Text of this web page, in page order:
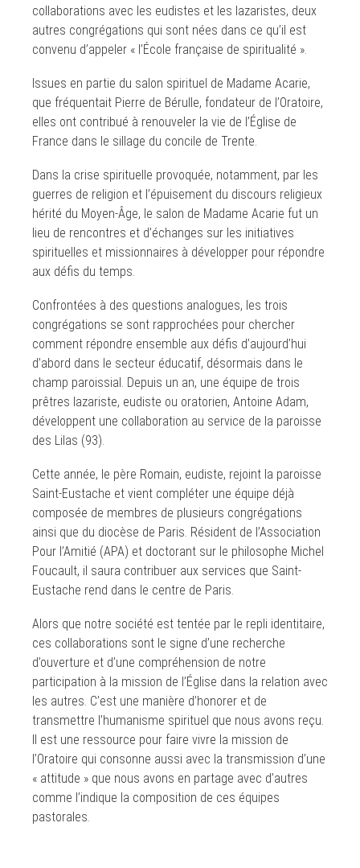
collaborations avec les eudistes et les lazaristes, deux
autres congrégations qui sont nées dans ce qu’il est
convenu d’appeler « l’École française de spiritualité ».
Issues en partie du salon spirituel de Madame Acarie,
que fréquentait Pierre de Bérulle, fondateur de l’Oratoire,
elles ont contribué à renouveler la vie de l’Église de
France dans le sillage du concile de Trente.
Dans la crise spirituelle provoquée, notamment, par les
guerres de religion et l’épuisement du discours religieux
hérité du Moyen-Âge, le salon de Madame Acarie fut un
lieu de rencontres et d’échanges sur les initiatives
spirituelles et missionnaires à développer pour répondre
aux défis du temps.
Confrontées à des questions analogues, les trois
congrégations se sont rapprochées pour chercher
comment répondre ensemble aux défis d’aujourd’hui
d’abord dans le secteur éducatif, désormais dans le
champ paroissial. Depuis un an, une équipe de trois
prêtres lazariste, eudiste ou oratorien, Antoine Adam,
développent une collaboration au service de la paroisse
des Lilas (93).
Cette année, le père Romain, eudiste, rejoint la paroisse
Saint-Eustache et vient compléter une équipe déjà
composée de membres de plusieurs congrégations
ainsi que du diocèse de Paris. Résident de l’Association
Pour l’Amitié (APA) et doctorant sur le philosophe Michel
Foucault, il saura contribuer aux services que Saint-
Eustache rend dans le centre de Paris.
Alors que notre société est tentée par le repli identitaire,
ces collaborations sont le signe d’une recherche
d’ouverture et d’une compréhension de notre
participation à la mission de l’Église dans la relation avec
les autres. C’est une manière d’honorer et de
transmettre l’humanisme spirituel que nous avons reçu.
Il est une ressource pour faire vivre la mission de
l’Oratoire qui consonne aussi avec la transmission d’une
« attitude » que nous avons en partage avec d’autres
comme l’indique la composition de ces équipes
pastorales.